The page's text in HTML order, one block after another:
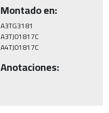
Montado en:
A3TG3181
A3TJ01817C
A4TJ01817C
Anotaciones: